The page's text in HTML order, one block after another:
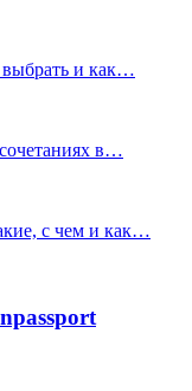
выбрать и как…
в…
с чем и как…